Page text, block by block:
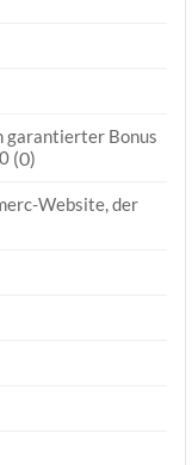
garantierter Bonus
(0)
Website, der